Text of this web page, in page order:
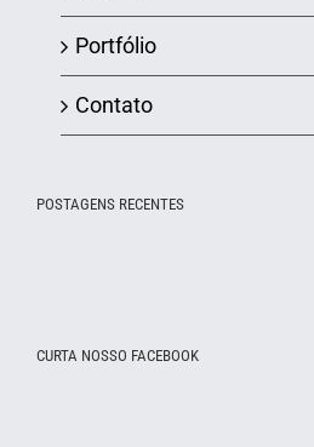
Portfólio
Contato
POSTAGENS RECENTES
CURTA NOSSO FACEBOOK